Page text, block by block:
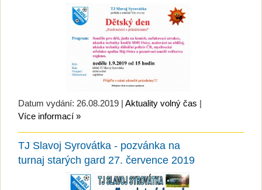
Datum vydání: 26.08.2019 | Aktuality volný čas |
Více informací »
TJ Slavoj Syrovátka - pozvánka na
turnaj starých gard 27. července 2019